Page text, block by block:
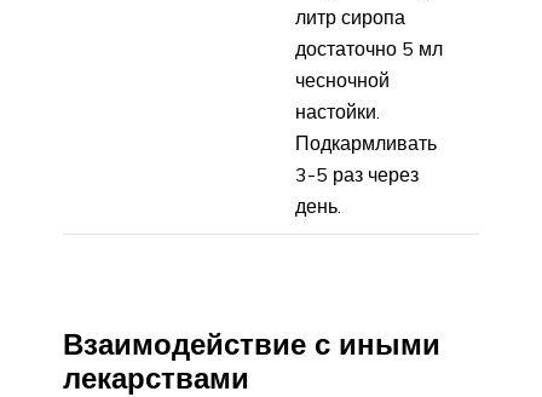
литр сиропа
достаточно 5 мл
чесночной
настойки.
Подкармливать
3-5 раз через
день.
Взаимодействие с иными
лекарствами